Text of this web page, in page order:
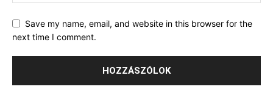
Save my name, email, and website in this browser for the
next time I comment.